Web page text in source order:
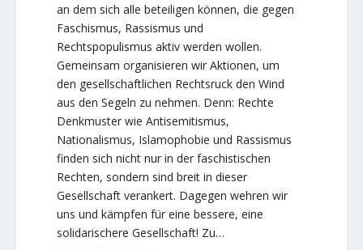
an dem sich alle beteiligen können, die gegen
Faschismus, Rassismus und
Rechtspopulismus aktiv werden wollen.
Gemeinsam organisieren wir Aktionen, um
den gesellschaftlichen Rechtsruck den Wind
aus den Segeln zu nehmen. Denn: Rechte
Denkmuster wie Antisemitismus,
Nationalismus, Islamophobie und Rassismus
finden sich nicht nur in der faschistischen
Rechten, sondern sind breit in dieser
Gesellschaft verankert. Dagegen wehren wir
uns und kämpfen für eine bessere, eine
solidarischere Gesellschaft! Zu…